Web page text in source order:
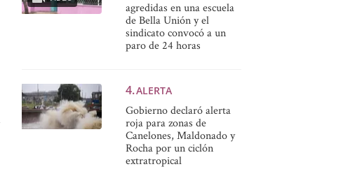
agredidas en una escuela
de Bella Unión y el
sindicato convocó a un
paro de 24 horas
ALERTA
Gobierno declaró alerta
roja para zonas de
Canelones, Maldonado y
Rocha por un ciclón
extratropical